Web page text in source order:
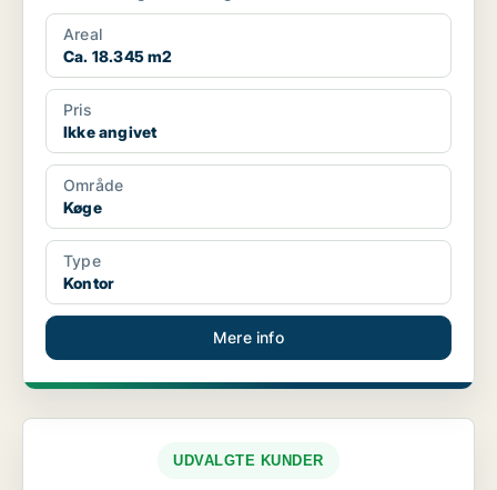
Areal
Ca. 18.345 m2
Pris
Ikke angivet
Område
Køge
Type
Kontor
Mere info
UDVALGTE KUNDER